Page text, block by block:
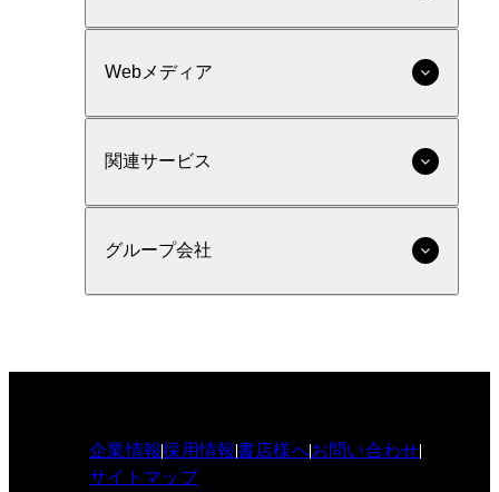
Webメディア
関連サービス
グループ会社
企業情報採用情報書店様へお問い合わせ
サイトマップ